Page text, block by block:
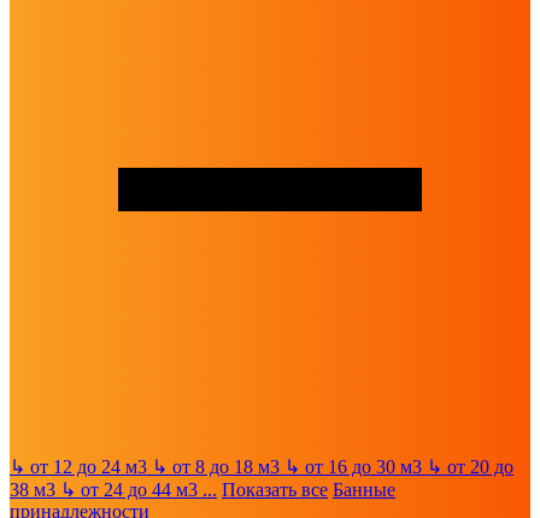
↳ от 12 до 24 м3 ↳ от 8 до 18 м3 ↳ от 16 до 30 м3 ↳ от 20 до
38 м3 ↳ от 24 до 44 м3 ... Показать все Банные
принадлежности